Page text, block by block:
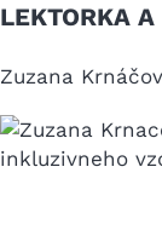
LEKTORKA
Zuzana